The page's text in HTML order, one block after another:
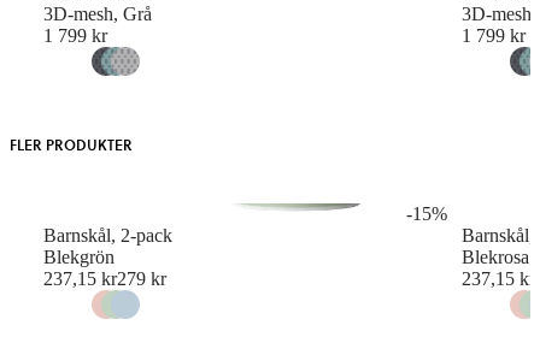
3D-mesh, Grå
1 799 kr
3D-
1 799 kr
FLER PRODUKTER
-15%
Barnskål, 2-pack
Blekgrön
237,15 kr
Original
price
before
279 kr
Barnskål,
Blekrosa
237,15 kr